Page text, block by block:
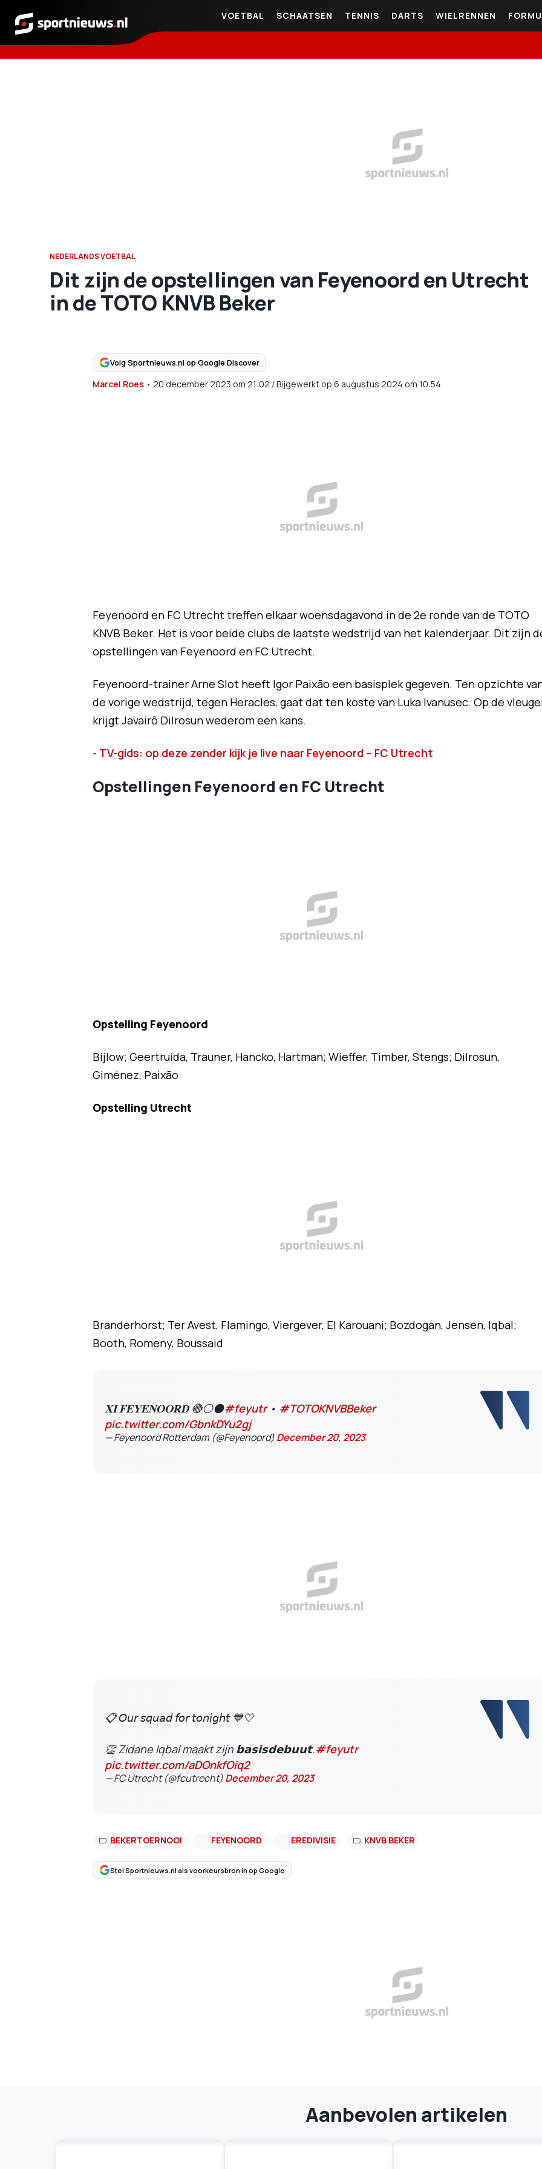
Sportnieuws.nl
VOETBAL SCHAATSEN TENNIS DARTS WIELRENNEN
NEDERLANDS VOETBAL
Dit zijn de opstellingen van Feyenoord en Utrecht
in de TOTO KNVB Beker
Volg Sportnieuws.nl op Google Discover
Marcel Roes • 20 december 2023 om 21:02 /Bijgewerkt op 6 augustus 2024 om 10:54
Feyenoord en FC Utrecht treffen elkaar woensdagavond in de 2e ronde van de TOTO
KNVB Beker. Het is voor beide clubs de laatste wedstrijd van het kalenderjaar. Dit zijn
opstellingen van Feyenoord en FC Utrecht.
Feyenoord-trainer Arne Slot heeft Igor Paixão een basisplek gegeven. Ten opzichte
de vorige wedstrijd, tegen Heracles, gaat dat ten koste van Luka Ivanusec. Op de
krijgt Javairô Dilrosun wederom een kans.
- TV-gids: op deze zender kijk je live naar Feyenoord – FC Utrecht
Opstellingen Feyenoord en FC Utrecht
Opstelling Feyenoord
Bijlow; Geertruida, Trauner, Hancko, Hartman; Wieffer, Timber, Stengs; Dilrosun,
Giménez, Paixão
Opstelling Utrecht
Branderhorst; Ter Avest, Flamingo, Viergever, El Karouani; Bozdogan, Jensen, Iqbal;
Booth, Romeny, Boussaid
𝐗𝐈 𝐅𝐄𝐘𝐄𝐍𝐎𝐎𝐑𝐃 🔴⚪️⚫️#feyutr• #TOTOKNVBBeker
pic.twitter.com/GbnkDYu2gj
— Feyenoord Rotterdam (@Feyenoord)December 20, 2023
📋 𝘖𝘶𝘳 𝘴𝘲𝘶𝘢𝘥 𝘧𝘰𝘳 𝘵𝘰𝘯𝘪𝘨𝘩𝘵 💙🤍
👏 Zidane Iqbal maakt zijn 𝗯𝗮𝘀𝗶𝘀𝗱𝗲𝗯𝘂𝘂𝘁.#feyutr
pic.twitter.com/aDOnkfOiq2
— FC Utrecht (@fcutrecht)December 20, 2023
BEKERTOERNOOI FEYENOORD EREDIVISIE KNVB BEKER
Stel Sportnieuws.nl als voorkeursbron in op Google
Aanbevolen artikelen